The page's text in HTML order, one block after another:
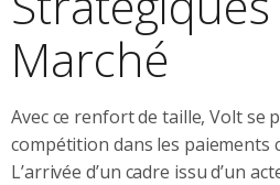
Marché
Avec ce renfort de taille, Volt se
compétition dans les paiements
L’arrivée d’un cadre issu d’un